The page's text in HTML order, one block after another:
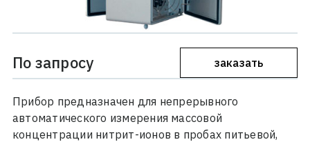
По запросу заказать
Прибор предназначен для непрерывного
автоматического измерения массовой
концентрации нитрит-ионов в пробах питьевой,